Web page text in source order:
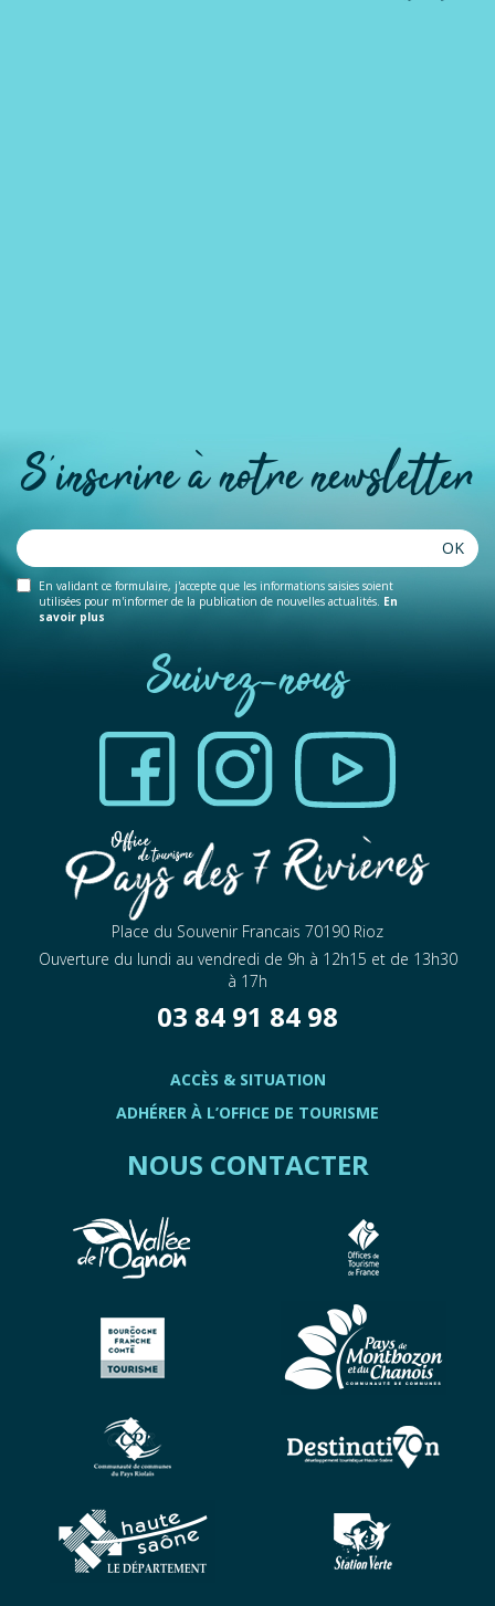
S'inscrire à notre newsletter
En validant ce formulaire, j'accepte que les informations saisies soient
utilisées pour m'informer de la publication de nouvelles actualités. En
savoir plus
OK
Suivez-nous
Place du Souvenir Francais 70190 Rioz
Ouverture du lundi au vendredi de 9h à 12h15 et de 13h30
à 17h
03 84 91 84 98
ACCÈS & SITUATION
ADHÉRER À L’OFFICE DE TOURISME
NOUS CONTACTER